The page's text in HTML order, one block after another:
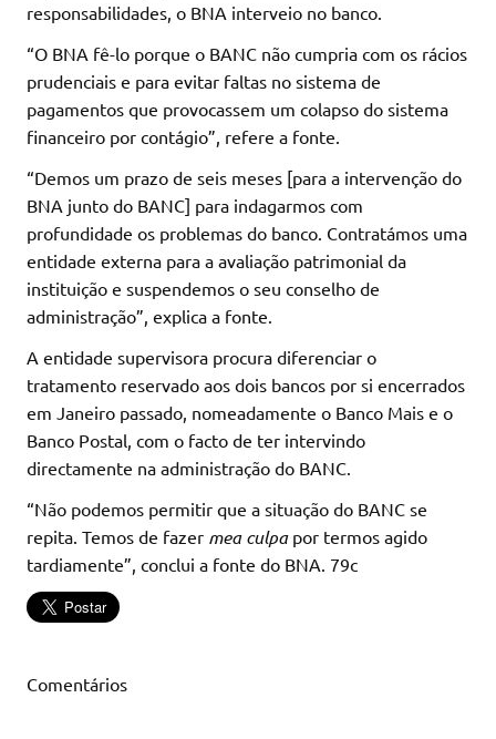
responsabilidades, o BNA interveio no banco.
“O BNA fê-lo porque o BANC não cumpria com os rácios
prudenciais e para evitar faltas no sistema de
pagamentos que provocassem um colapso do sistema
financeiro por contágio”, refere a fonte.
“Demos um prazo de seis meses [para a intervenção do
BNA junto do BANC] para indagarmos com
profundidade os problemas do banco. Contratámos uma
entidade externa para a avaliação patrimonial da
instituição e suspendemos o seu conselho de
administração”, explica a fonte.
A entidade supervisora procura diferenciar o
tratamento reservado aos dois bancos por si encerrados
em Janeiro passado, nomeadamente o Banco Mais e o
Banco Postal, com o facto de ter intervindo
directamente na administração do BANC.
“Não podemos permitir que a situação do BANC se
repita. Temos de fazer mea culpapor termos agido
tardiamente”, conclui a fonte do BNA. 79c
Comentários